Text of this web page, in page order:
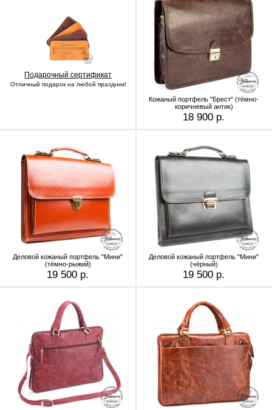
Подарочный сертификат
Отличный подарок на любой праздник!
Кожаный портфель "Брест" (тёмно-
коричневый антик)
18 900 р.
Деловой кожаный портфель "Мини"
(тёмно-рыжий)
19 500 р.
Деловой кожаный портфель "Мини"
(чёрный)
19 500 р.